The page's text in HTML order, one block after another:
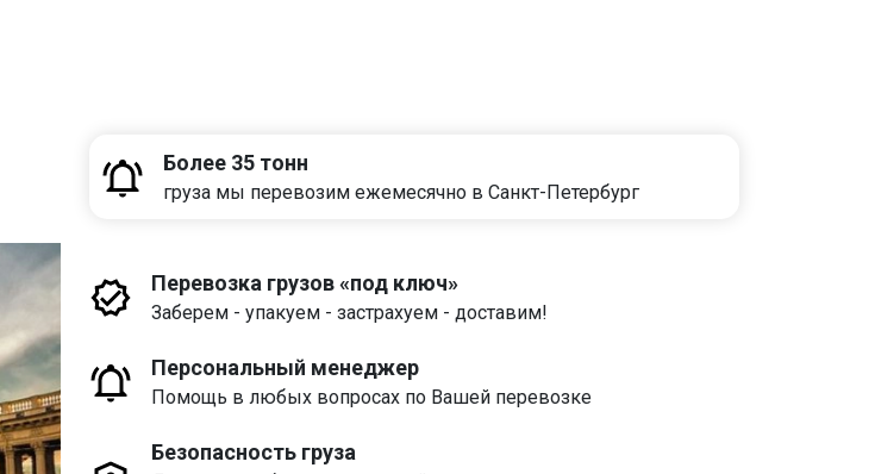
Более 35 тонн
груза мы перевозим ежемесячно в Санкт-Петербург
Перевозка грузов «под ключ»
Заберем - упакуем - застрахуем - доставим!
Персональный менеджер
Помощь в любых вопросах по Вашей перевозке
Безопасность груза